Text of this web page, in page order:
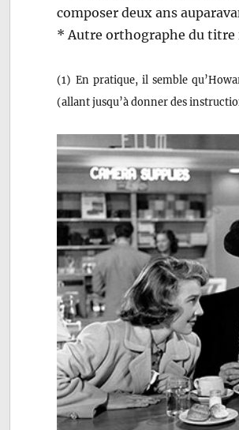
composer deux ans
* Autre orthographe du titre
(1) En pratique, il semble
(allant jusqu’à donner des